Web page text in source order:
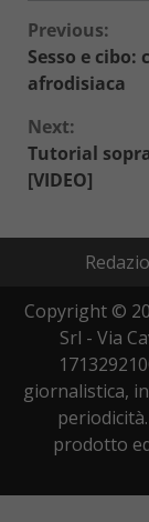
Continue
Reading
Previous:
Sesso e
afrodisiaca
Next:
Tutorial
[VIDEO]
Copyright ©
Srl - Via
giornalistica,
prodotto